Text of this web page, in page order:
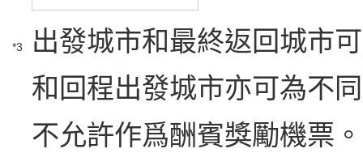
*3
出發城市和最終返回城市
和回程出發城市亦可為不
不允許作爲酬賓獎勵機票